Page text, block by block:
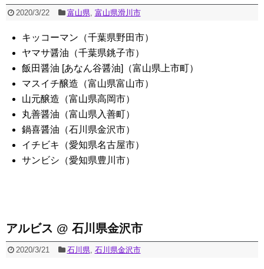
2020/3/22 富山県, 富山県滑川市
キッコーマン（千葉県野田市）
ヤマサ醤油（千葉県銚子市）
飯田醤油 [あなん谷醤油]（富山県上市町）
マスイチ醸造（富山県富山市）
山元醸造（富山県高岡市）
丸善醤油（富山県入善町）
鍋喜醤油（石川県金沢市）
イチビキ（愛知県名古屋市）
サンビシ（愛知県豊川市）
アルビス @ 石川県金沢市
2020/3/21 石川県, 石川県金沢市